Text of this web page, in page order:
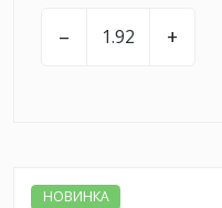
– +
НОВИНКА